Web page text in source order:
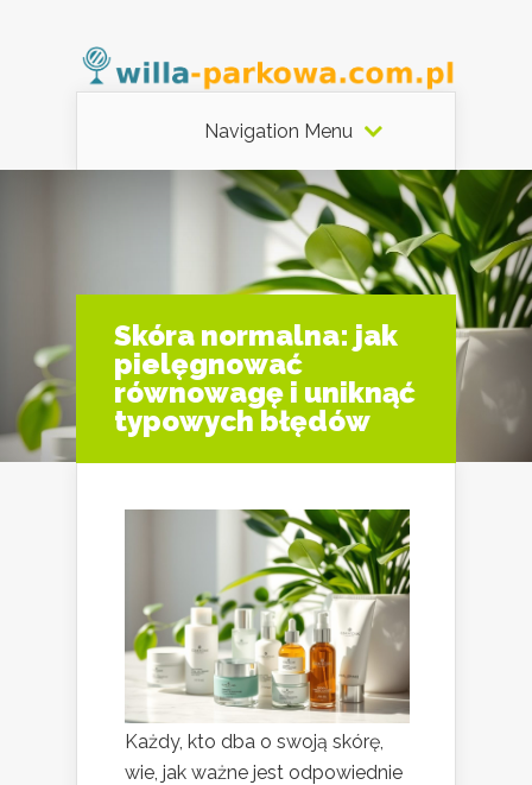
Navigation Menu
Skóra normalna: jak
pielęgnować
równowagę i uniknąć
typowych błędów
Każdy, kto dba o swoją skórę,
wie, jak ważne jest odpowiednie